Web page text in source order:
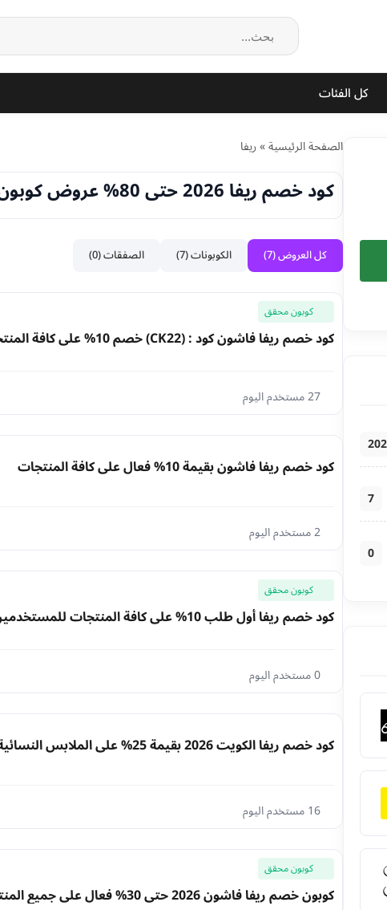
كل الفئات
7
0
الصفحة الرئيسية»ريفا
كود خصم ريفا 2026 حتى 80% عروض كوبون Riva فاشون
كل العروض (7) الكوبونات (7) الصفقات (0)
كوبون محقق
كود خصم ريفا فاشون كود : (CK22) خصم 10% علي كافة المنتجات
27 مستخدم اليوم
كود خصم ريفا فاشون بقيمة 10% فعال علي كافة المنتجات
2 مستخدم اليوم
كوبون محقق
كود خصم ريفا أول طلب 10% علي كافة المنتجات للمستخدمين الجدد
0 مستخدم اليوم
كود خصم ريفا الكويت 2026 بقيمة 25% على الملابس النسائية
16 مستخدم اليوم
كوبون محقق
كوبون خصم ريفا فاشون 2026 حتى 30% فعال على جميع المنتجات